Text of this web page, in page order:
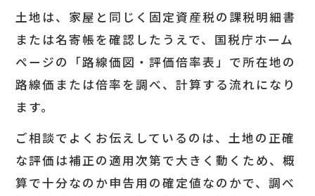
土地は、家屋と同じく固定資産税の課税明細書
または名寄帳を確認したうえで、国税庁ホーム
ページの「路線価図・評価倍率表」で所在地の
路線価または倍率を調べ、計算する流れになり
ます。
ご相談でよくお伝えしているのは、土地の正確
な評価は補正の適用次第で大きく動くため、概
算で十分なのか申告用の確定値なのかで、調べ